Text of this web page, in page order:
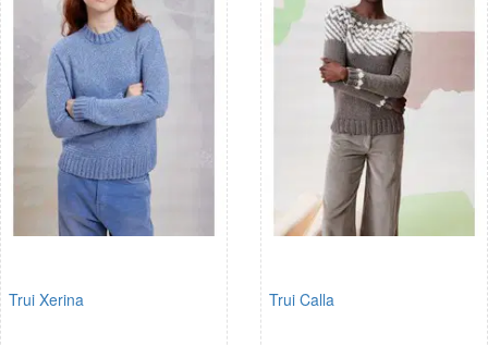
Trui Xerina Trui Calla